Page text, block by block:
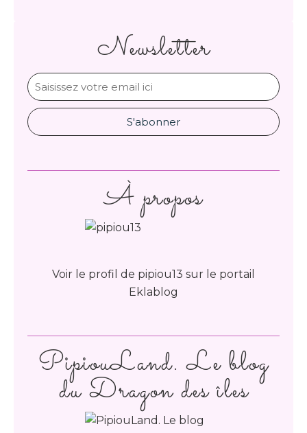
Newsletter
PipiouLand. Le blog
du Dragon des îles
À propos
Voir le profil de pipiou13 sur le portail
Eklablog